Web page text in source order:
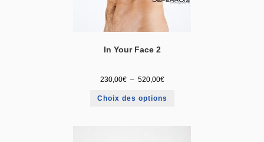
In Your Face 2
230,00€ – 520,00€
Choix des options